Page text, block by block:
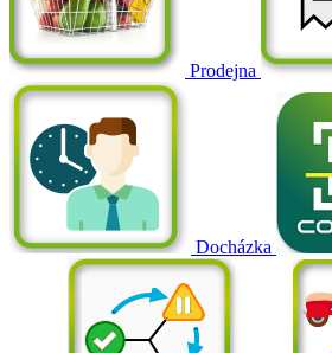
Prodejna
Docházka